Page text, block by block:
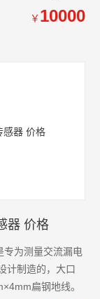
接触测量，安
装置、数据记录
￥ 10000
器 价格
专为测量交流漏电
计制造的，大口
扁钢地线。